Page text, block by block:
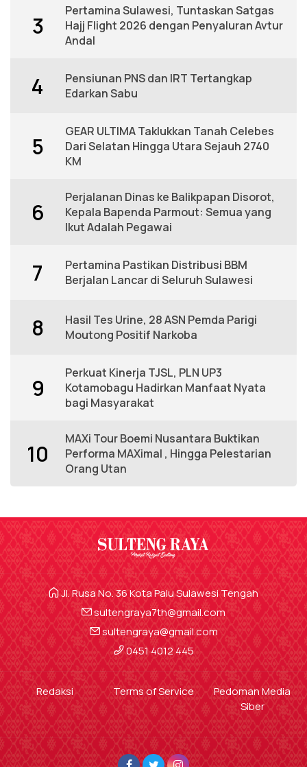
3
Pertamina Sulawesi, Tuntaskan Satgas
Hajj Flight 2026 dengan Penyaluran Avtur
Andal
4
Pensiunan PNS dan IRT Tertangkap
Edarkan Sabu
5
GEAR ULTIMA Taklukkan Tanah Celebes
Dari Selatan Hingga Utara Sejauh 2740
KM
6
Perjalanan Dinas ke Balikpapan Disorot,
Kepala Bapenda Parmout: Semua yang
Ikut Adalah Pegawai
7
Pertamina Pastikan Distribusi BBM
Berjalan Lancar di Seluruh Sulawesi
8
Hasil Tes Urine, 28 ASN Pemda Parigi
Moutong Positif Narkoba
9
Perkuat Kinerja TJSL, PLN UP3
Kotamobagu Hadirkan Manfaat Nyata
bagi Masyarakat
10
MAXi Tour Boemi Nusantara Buktikan
Performa MAXimal , Hingga Pelestarian
Orang Utan
Jl. Rusa No. 36 Kota Palu Sulawesi Tengah
sultengraya7th@gmail.com
sultengraya@gmail.com
0451 4012 445
Redaksi Terms of Service
Pedoman Media
Siber